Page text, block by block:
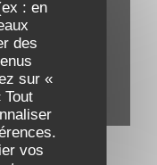
: en
des
sur «
Tout
vos